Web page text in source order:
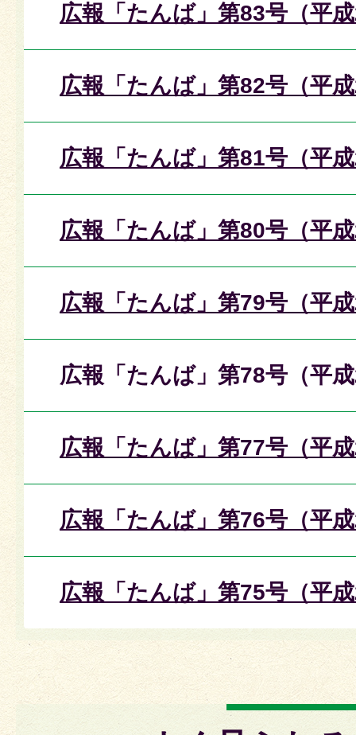
広報「たんば」第83号（平
広報「たんば」第82号（平
広報「たんば」第81号（平
広報「たんば」第80号（平
広報「たんば」第79号（平
広報「たんば」第78号（平
広報「たんば」第77号（平
広報「たんば」第76号（平
広報「たんば」第75号（平